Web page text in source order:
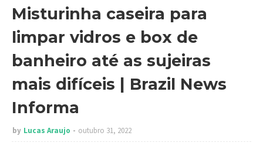
Misturinha caseira para
limpar vidros e box de
banheiro até as sujeiras
mais difíceis | Brazil News
Informa
by Lucas Araujo outubro 31, 2022